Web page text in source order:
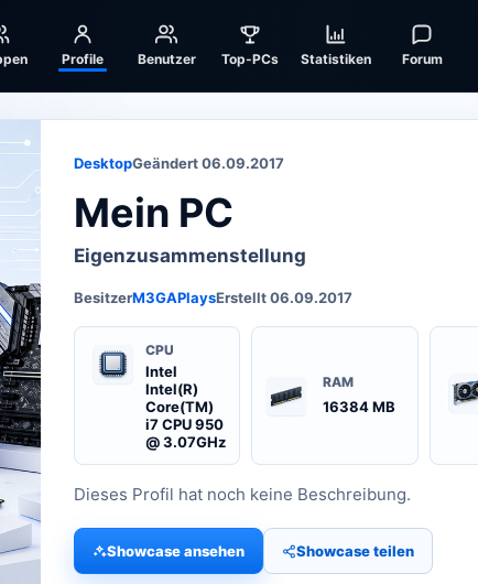
Profile Benutzer Top-PCs Statistiken Forum
DesktopGeändert 06.09.2017
Mein PC
Eigenzusammenstellung
BesitzerM3GAPlaysErstellt 06.09.2017
CPU
Intel
Intel(R)
Core(TM)
i7 CPU 950
@ 3.07GHz
RAM
16384 MB
Dieses Profil hat noch keine Beschreibung.
Showcase ansehen Showcase teilen